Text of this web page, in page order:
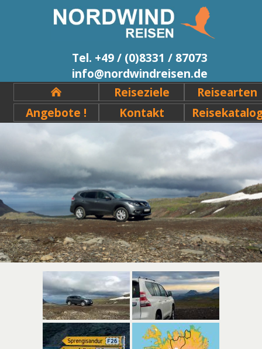
Tel. +49 / (0)8331 / 87073
info@nordwindreisen.de
Reiseziele
Reisearten
Angebote !
Kontakt